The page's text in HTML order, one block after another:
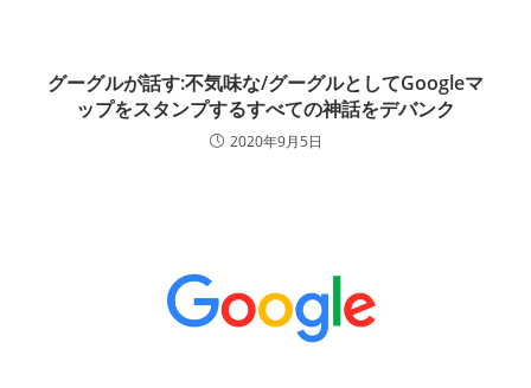
グーグルが話す:不気味な/グーグルとしてGoogleマ
ップをスタンプするすべての神話をデバンク
2020年9月5日